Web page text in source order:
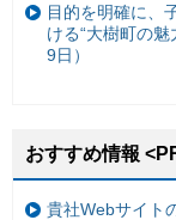
目的を明確に、
ける“大樹町の
9日）
おすすめ情報
貴社Webサイト